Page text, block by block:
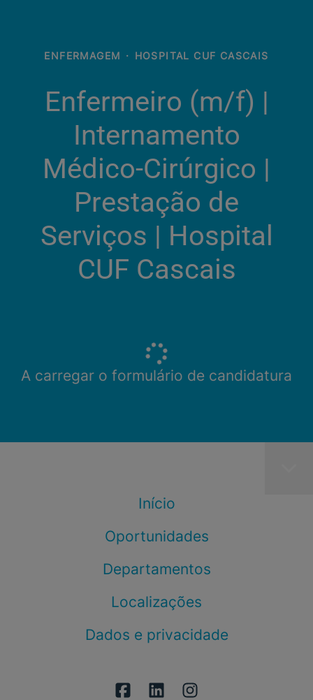
ENFERMAGEM · HOSPITAL CUF CASCAIS
Enfermeiro (m/f) |
Internamento
Médico-Cirúrgico |
Prestação de
Serviços | Hospital
CUF Cascais
A carregar o formulário de candidatura
Início
Oportunidades
Departamentos
Localizações
Dados e privacidade